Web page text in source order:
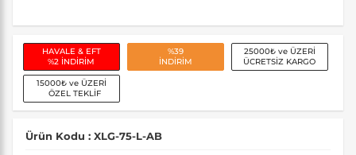
HAVALE & EFT
%2 İNDİRİM
%39
İNDİRİM
25000₺ ve ÜZERİ
ÜCRETSİZ KARGO
15000₺ ve ÜZERİ
ÖZEL TEKLİF
Ürün Kodu : XLG-75-L-AB